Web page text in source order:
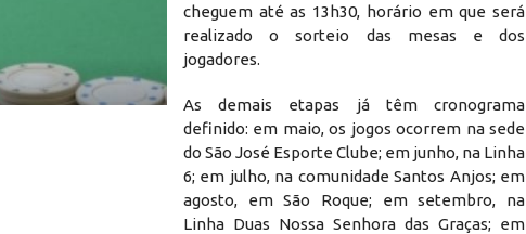
cheguem até as 13h30, horário em que será
realizado o sorteio das mesas e dos
jogadores.
As demais etapas já têm cronograma
definido: em maio, os jogos ocorrem na sede
do São José Esporte Clube; em junho, na Linha
6; em julho, na comunidade Santos Anjos; em
agosto, em São Roque; em setembro, na
Linha Duas Nossa Senhora das Graças; em